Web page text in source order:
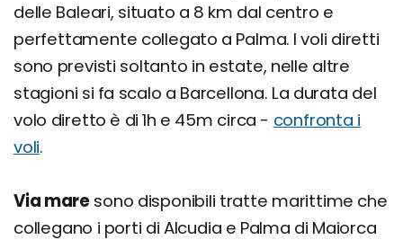
delle Baleari, situato a 8 km dal centro e
perfettamente collegato a Palma. I voli diretti
sono previsti soltanto in estate, nelle altre
stagioni si fa scalo a Barcellona. La durata del
volo diretto è di 1h e 45m circa - confronta i
voli.
Via maresono disponibili tratte marittime che
collegano i porti di Alcudia e Palma di Maiorca